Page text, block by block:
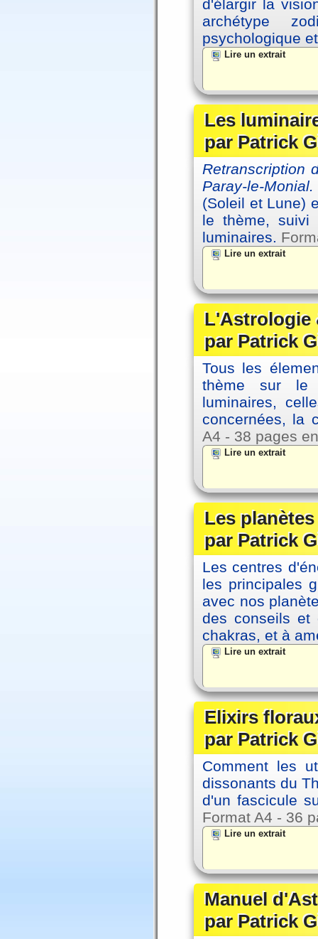
d'élargir la
archétype
psychologique
Lire un extrait
Les
par Patrick
Retranscription
Paray-le-Monial.
(Soleil et Lune)
le thème, suivi
luminaires.
Lire un extrait
L'Astrologie
par Patrick
Tous les
thème sur le
luminaires,
concernées, la
A4 - 38 pages
Lire un extrait
Les
par Patrick
Les centres
les principales
avec nos
des conseils et
chakras, et à
Lire un extrait
Elixirs
par Patrick
Comment les
dissonants du
d'un fascicule
Format A4 - 36
Lire un extrait
Manuel
par Patrick